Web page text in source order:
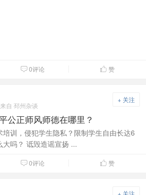
 0评论  赞
+ 关注
来自 邳州杂谈
公正师风师德在哪里？
训，侵犯学生隐私？限制学生自由长达6
吗？ 诋毁造谣宣扬 ...
 0评论  赞
+ 关注